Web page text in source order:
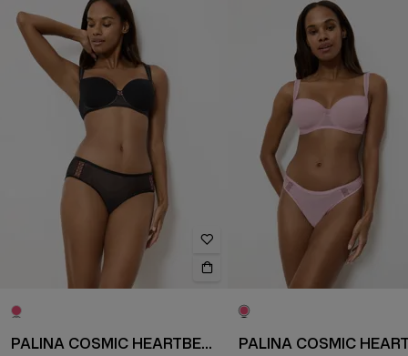
PALINA COSMIC HEARTBEAT